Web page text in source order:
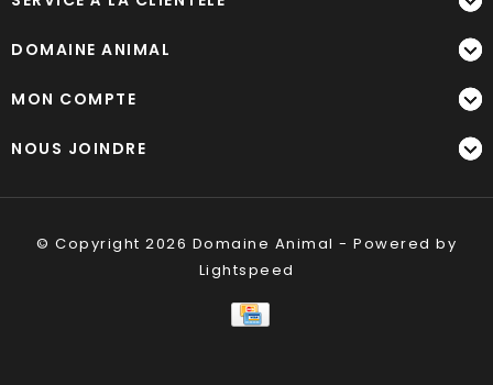
DOMAINE ANIMAL
MON COMPTE
NOUS JOINDRE
© Copyright 2026 Domaine Animal - Powered by
Lightspeed